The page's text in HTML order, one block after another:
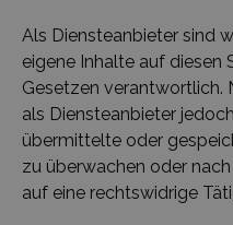
Als Diensteanbieter sind
eigene Inhalte auf diesen
Gesetzen verantwortlich.
als Diensteanbieter
übermittelte oder
zu überwachen oder
auf eine rechtswidrige